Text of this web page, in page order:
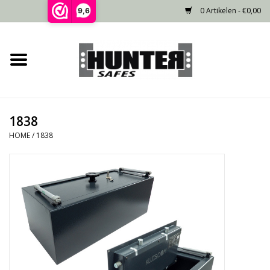
9,6 0 Artikelen - €0,00
Home
Gecertificeerd
Kluisdeur
Recente projecten
1838
HOME/ 1838